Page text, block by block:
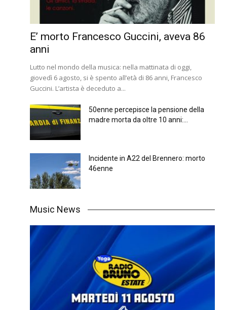
E’ morto Francesco Guccini, aveva 86
anni
Lutto nel mondo della musica: nella mattinata di oggi,
giovedì 6 agosto, si è spento all’età di 86 anni, Francesco
Guccini. L’artista è deceduto a...
50enne percepisce la pensione della
madre morta da oltre 10 anni:...
Incidente in A22 del Brennero: morto
46enne
Music News